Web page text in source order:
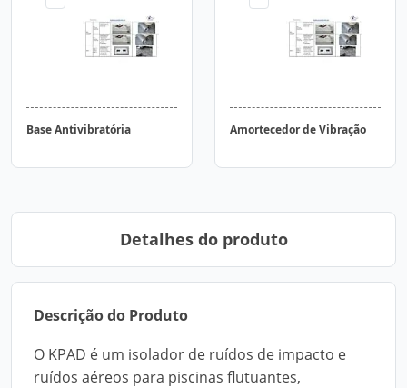
Base Antivibratória Amortecedor de Vibração
Detalhes do produto
Descrição do Produto
O KPAD é um isolador de ruídos de impacto e
ruídos aéreos para piscinas flutuantes,